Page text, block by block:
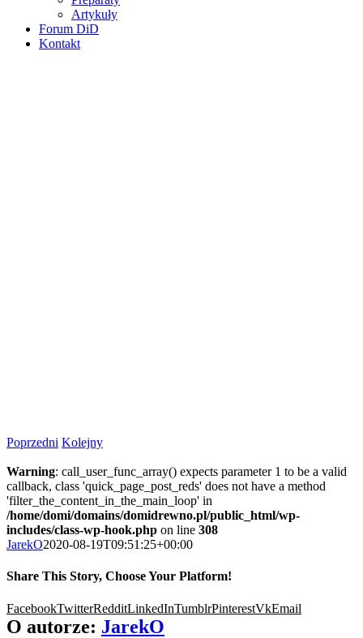
Artykuły
Forum DiD
Kontakt
Poprzedni Kolejny
Warning: call_user_func_array() expects parameter 1 to be a valid
callback, class 'quick_page_post_reds' does not have a method
'filter_the_content_in_the_main_loop' in
/home/domi/domains/domidrewno.pl/public_html/wp-
includes/class-wp-hook.php on line 308
JarekO2020-08-19T09:51:25+00:00
Share This Story, Choose Your Platform!
FacebookTwitterRedditLinkedInTumblrPinterestVkEmail
O autorze: JarekO